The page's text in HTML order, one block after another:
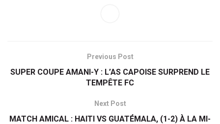
Previous Post
SUPER COUPE AMANI-Y : L’AS CAPOISE SURPREND LE
TEMPÊTE FC
Next Post
MATCH AMICAL : HAITI VS GUATÉMALA, (1-2) À LA MI-